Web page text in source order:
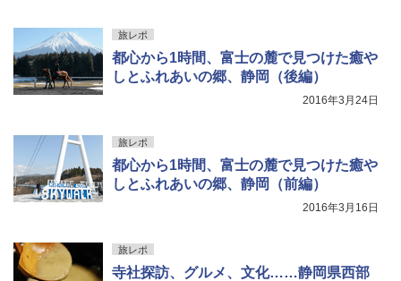
旅レポ
都心から1時間、富士の麓で見つけた癒や
しとふれあいの郷、静岡（後編）
2016年3月24日
旅レポ
都心から1時間、富士の麓で見つけた癒や
しとふれあいの郷、静岡（前編）
2016年3月16日
旅レポ
寺社探訪、グルメ、文化……静岡県西部